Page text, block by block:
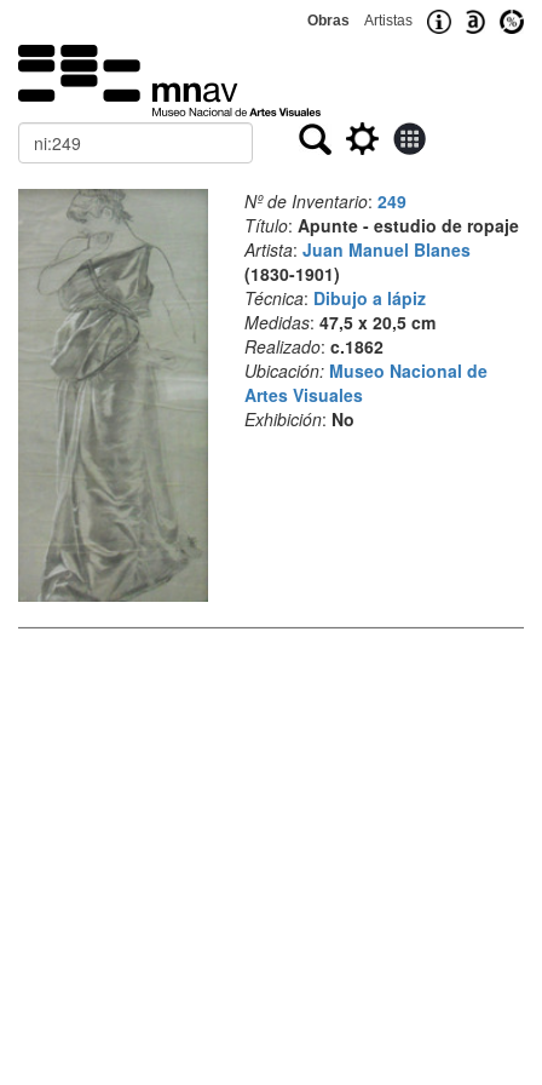
Obras Artistas
Buscar
Nº de Inventario: 249
Título: Apunte - estudio de ropaje
Artista: Juan Manuel Blanes
(1830-1901)
Técnica: Dibujo a lápiz
Medidas: 47,5 x 20,5 cm
Realizado: c.1862
Ubicación: Museo Nacional de
Artes Visuales
Exhibición: No